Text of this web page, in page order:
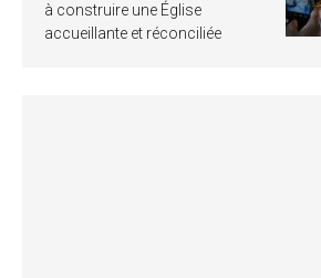
à construire une Église
accueillante et réconciliée